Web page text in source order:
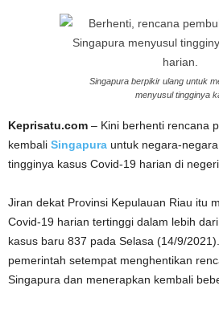
Singapura berpikir ulang untuk
menyusul tingginya
Keprisatu.com – Kini berhenti rencana
kembali Singapura untuk negara-
tingginya kasus Covid-19 harian di negeri
Jiran dekat Provinsi Kepulauan Riau itu
Covid-19 harian tertinggi dalam lebih
kasus baru 837 pada Selasa (14/9/
pemerintah setempat menghentikan
Singapura dan menerapkan kembali